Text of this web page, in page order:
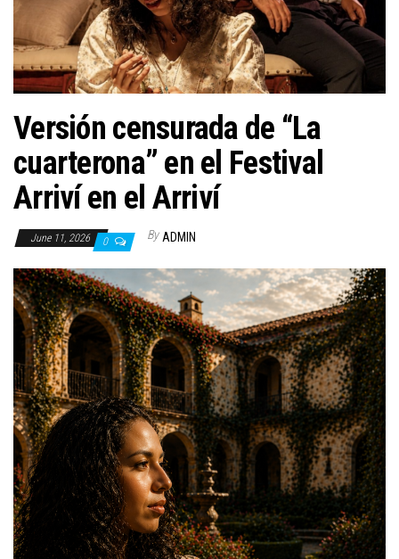
Versión censurada de “La
cuarterona” en el Festival
Arriví en el Arriví
June 11, 2026 0 By ADMIN